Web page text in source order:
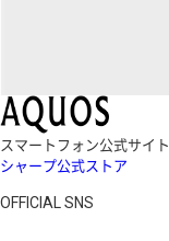
スマートフォン公式サイト
シャープ公式ストア
OFFICIAL SNS